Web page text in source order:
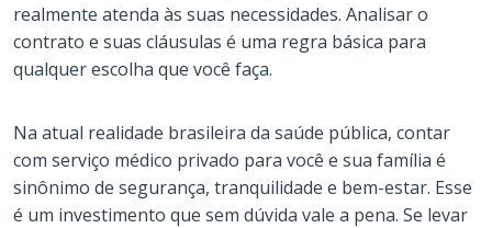
realmente atenda às suas necessidades. Analisar o
contrato e suas cláusulas é uma regra básica para
qualquer escolha que você faça.
Na atual realidade brasileira da saúde pública, contar
com serviço médico privado para você e sua família é
sinônimo de segurança, tranquilidade e bem-estar. Esse
é um investimento que sem dúvida vale a pena. Se levar